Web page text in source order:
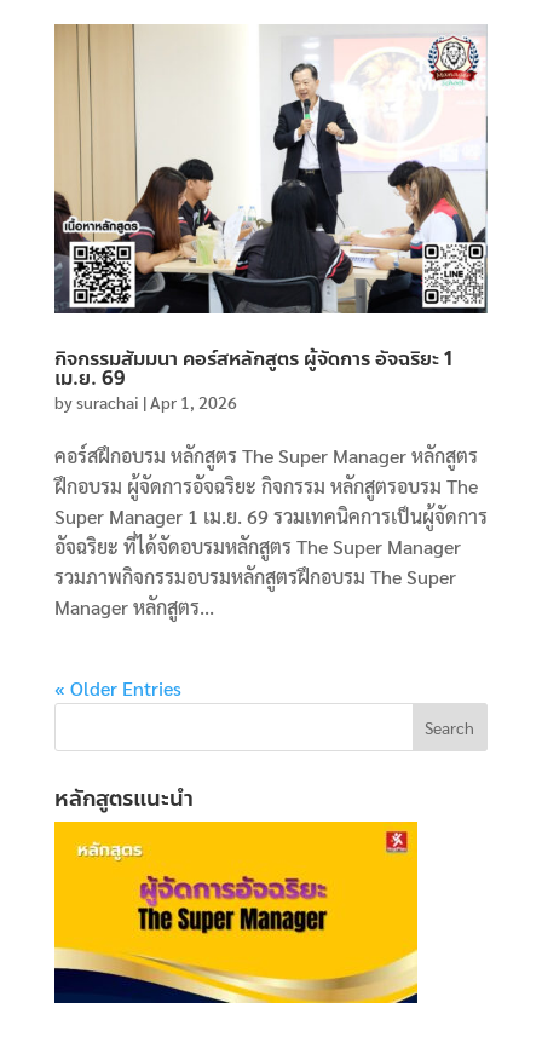
กิจกรรมสัมมนา คอร์สหลักสูตร ผู้จัดการ อัจฉริยะ 1
เม.ย. 69
bysurachai |Apr 1, 2026
คอร์สฝึกอบรม หลักสูตร The Super Manager หลักสูตร
ฝึกอบรม ผู้จัดการอัจฉริยะ กิจกรรม หลักสูตรอบรม The
Super Manager 1 เม.ย. 69 รวมเทคนิคการเป็นผู้จัดการ
อัจฉริยะ ที่ได้จัดอบรมหลักสูตร The Super Manager
รวมภาพกิจกรรมอบรมหลักสูตรฝึกอบรม The Super
Manager หลักสูตร...
« Older Entries
หลักสูตรแนะนำ